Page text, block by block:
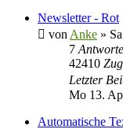
Newsletter - Rot
von Anke »
7
42410
Letzter
Mo 13.
Automatische